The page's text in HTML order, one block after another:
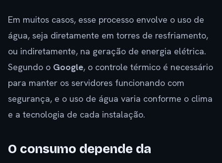
Em muitos casos, esse processo envolve o uso de
água, seja diretamente em torres de resfriamento,
ou indiretamente, na geração de energia elétrica.
Segundo o Google, o controle térmico é necessário
para manter os servidores funcionando com
segurança, e o uso de água varia conforme o clima
e a tecnologia de cada instalação.
O consumo depende da